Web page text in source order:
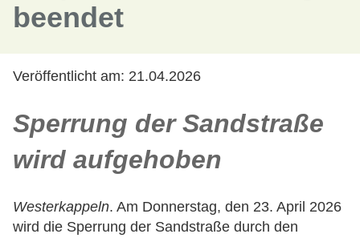
beendet
Veröffentlicht am: 21.04.2026
Sperrung der Sandstraße
wird aufgehoben
Westerkappeln. Am Donnerstag, den 23. April 2026
wird die Sperrung der Sandstraße durch den